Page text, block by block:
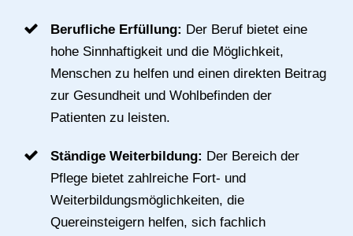
Berufliche Erfüllung: Der Beruf bietet eine
hohe Sinnhaftigkeit und die Möglichkeit,
Menschen zu helfen und einen direkten Beitrag
zur Gesundheit und Wohlbefinden der
Patienten zu leisten.
Ständige Weiterbildung: Der Bereich der
Pflege bietet zahlreiche Fort- und
Weiterbildungsmöglichkeiten, die
Quereinsteigern helfen, sich fachlich